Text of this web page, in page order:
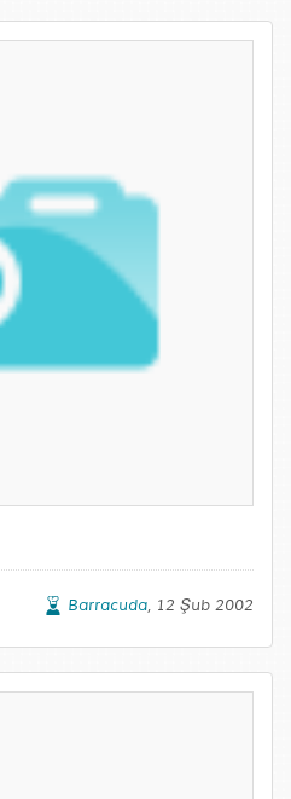
Barracuda, 12 Şub 2002